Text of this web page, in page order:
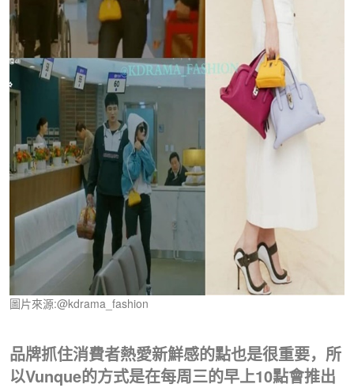
圖片來源:@kdrama_fashion
品牌抓住消費者熱愛新鮮感的點也是很重要，所
以Vunque的方式是在每周三的早上10點會推出